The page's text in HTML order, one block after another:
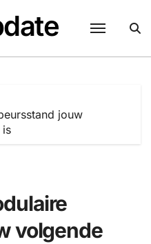
jouw
is
volgende